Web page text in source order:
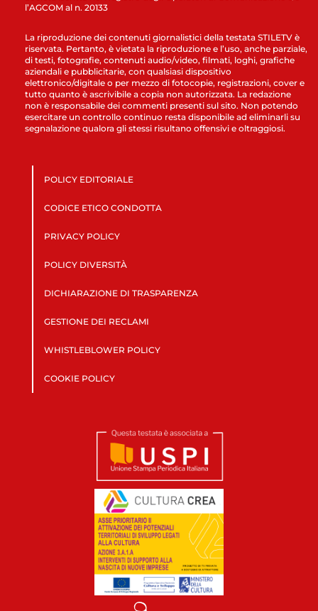
l’AGCOM al n. 20133
La riproduzione dei contenuti giornalistici della testata STILETV è
riservata. Pertanto, è vietata la riproduzione e l’uso, anche parziale,
di testi, fotografie, contenuti audio/video, filmati, loghi, grafiche
aziendali e pubblicitarie, con qualsiasi dispositivo
elettronico/digitale o per mezzo di fotocopie, registrazioni, cover e
tutto quanto è ascrivibile a copia non autorizzata. La redazione
non è responsabile dei commenti presenti sul sito. Non potendo
esercitare un controllo continuo resta disponibile ad eliminarli su
segnalazione qualora gli stessi risultano offensivi e oltraggiosi.
POLICY EDITORIALE
CODICE ETICO CONDOTTA
PRIVACY POLICY
POLICY DIVERSITÀ
DICHIARAZIONE DI TRASPARENZA
GESTIONE DEI RECLAMI
WHISTLEBLOWER POLICY
COOKIE POLICY